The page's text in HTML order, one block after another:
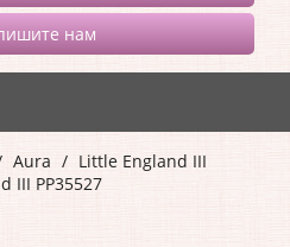
нам
Aura
Little England III
III PP35527